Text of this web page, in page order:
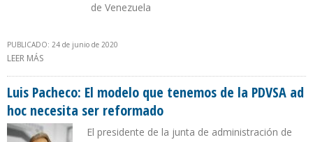
de Venezuela
PUBLICADO: 24 de junio de 2020
LEER MÁS
Luis Pacheco: El modelo que tenemos de la PDVSA ad
hoc necesita ser reformado
El presidente de la junta de administración de